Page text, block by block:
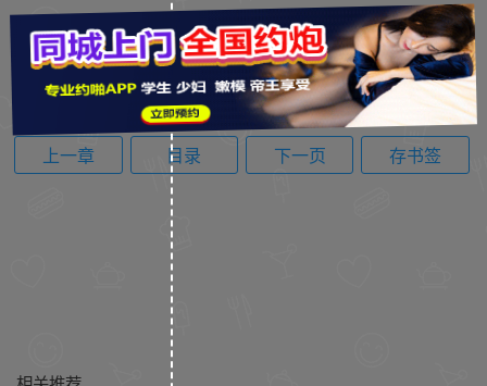
上一章 目录 下一页 存书签